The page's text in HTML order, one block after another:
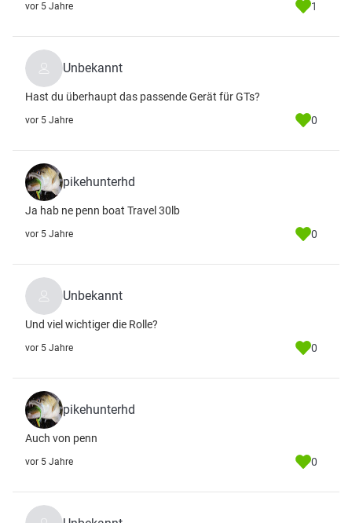
vor 5 Jahre 1
Unbekannt
Hast du überhaupt das passende Gerät für GTs?
vor 5 Jahre 0
pikehunterhd
Ja hab ne penn boat Travel 30lb
vor 5 Jahre 0
Unbekannt
Und viel wichtiger die Rolle?
vor 5 Jahre 0
pikehunterhd
Auch von penn
vor 5 Jahre 0